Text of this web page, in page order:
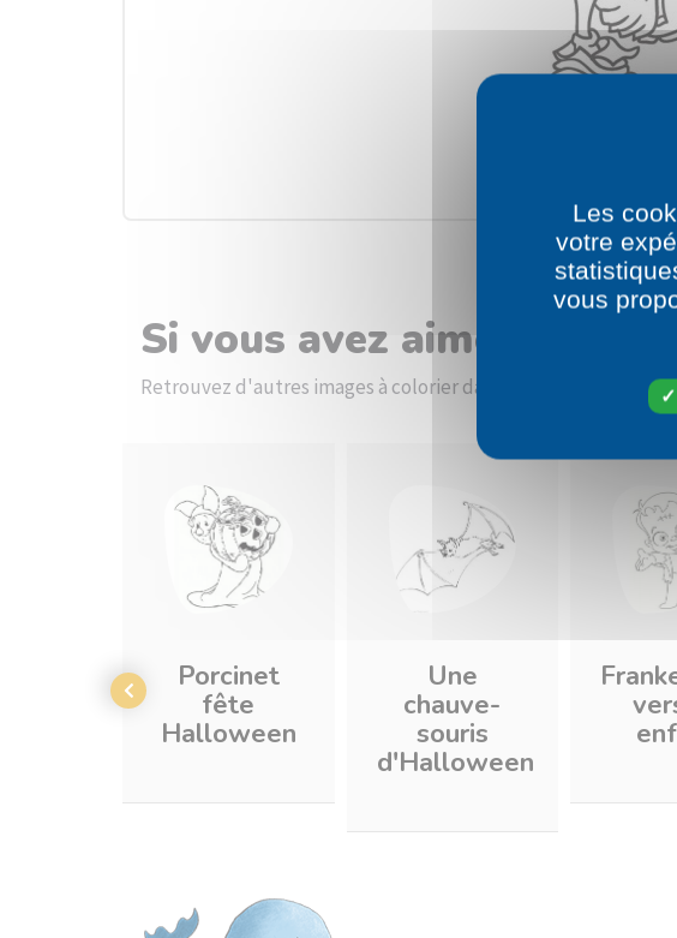
Si vous avez aimé le
Retrouvez d'autres images à colorier dans la catégorie dessin
Porcinet
fête
Halloween
Une
chauve-
souris
d'Halloween
Les
votre
vous